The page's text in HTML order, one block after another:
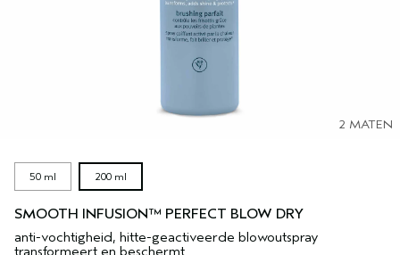
2 MATEN
50 ml 200 ml
SMOOTH INFUSION™ PERFECT BLOW DRY
anti-vochtigheid, hitte-geactiveerde blowoutspray
transformeert en beschermt